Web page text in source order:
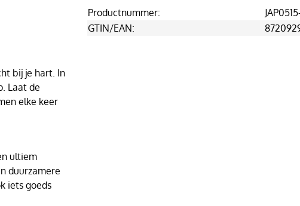
bij je hart. In
Laat de
elke keer
ultiem
duurzamere
iets goeds
Productnummer:
GTIN/EAN: